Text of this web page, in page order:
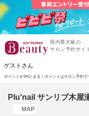
国内最大級の
サロン予約サイ
ゲストさん
ポイントが1%たまる！ ポイントはサロン予約で
Plu'nail サンリブ木屋
MAP